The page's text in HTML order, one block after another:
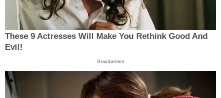
These 9 Actresses Will Make You Rethink Good And
Evil!
Brainberries